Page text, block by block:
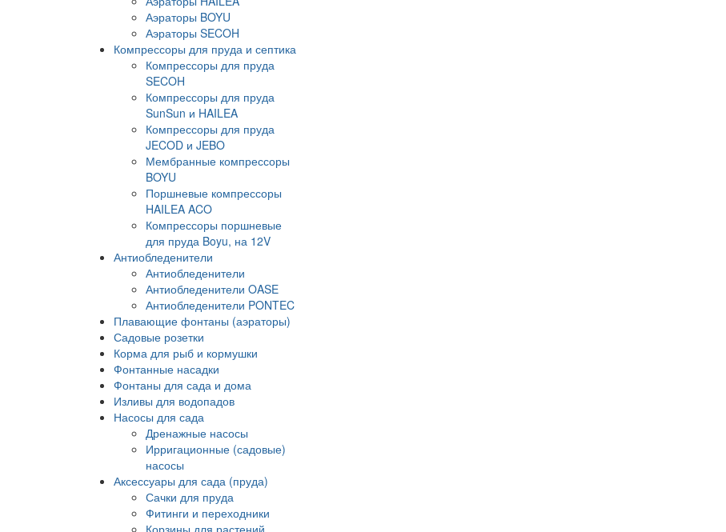
Аэраторы BOYU
Аэраторы SECOH
Компрессоры для пруда и септика
Компрессоры для пруда
SECOH
Компрессоры для пруда
SunSun и HAILEA
Компрессоры для пруда
JECOD и JEBO
Мембранные компрессоры
BOYU
Поршневые компрессоры
HAILEA ACO
Компрессоры поршневые
для пруда Boyu, на 12V
Антиобледенители
Антиобледенители
Антиобледенители OASE
Антиобледенители PONTEC
Плавающие фонтаны (аэраторы)
Садовые розетки
Корма для рыб и кормушки
Фонтанные насадки
Фонтаны для сада и дома
Изливы для водопадов
Насосы для сада
Дренажные насосы
Ирригационные (садовые)
насосы
Аксессуары для сада (пруда)
Сачки для пруда
Фитинги и переходники
Корзины для растений